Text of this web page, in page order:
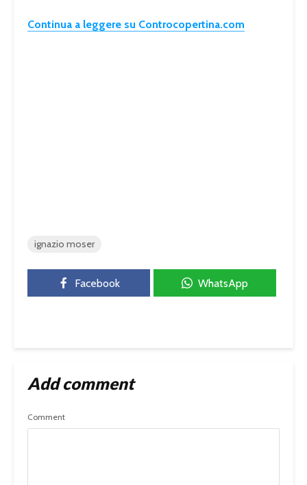
Continua a leggere su Controcopertina.com
ignazio moser
Facebook WhatsApp
Add comment
Comment